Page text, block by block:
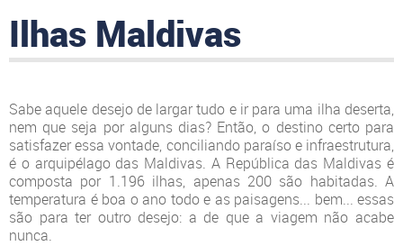
Ilhas Maldivas
Sabe aquele desejo de largar tudo e ir para uma ilha deserta,
nem que seja por alguns dias? Então, o destino certo para
satisfazer essa vontade, conciliando paraíso e infraestrutura,
é o arquipélago das Maldivas. A República das Maldivas é
composta por 1.196 ilhas, apenas 200 são habitadas. A
temperatura é boa o ano todo e as paisagens... bem... essas
são para ter outro desejo: a de que a viagem não acabe
nunca.